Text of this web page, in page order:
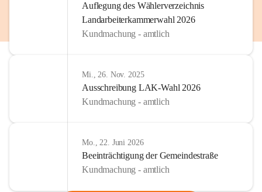
Auflegung des Wählerverzeichnis
Landarbeiterkammerwahl 2026
Kundmachung - amtlich
Mi., 26. Nov. 2025
Ausschreibung LAK-Wahl 2026
Kundmachung - amtlich
Mo., 22. Juni 2026
Beeinträchtigung der Gemeindestraße
Kundmachung - amtlich